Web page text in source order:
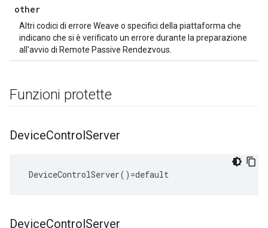
other
Altri codici di errore Weave o specifici della piattaforma che
indicano che si è verificato un errore durante la preparazione
all'avvio di Remote Passive Rendezvous.
Funzioni protette
DeviceControlServer
DeviceControlServer()=default
DeviceControlServer